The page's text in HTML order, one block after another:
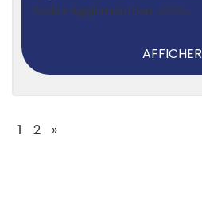
Rodez Agglomération, CDDU
AFFICHER
1 2 »